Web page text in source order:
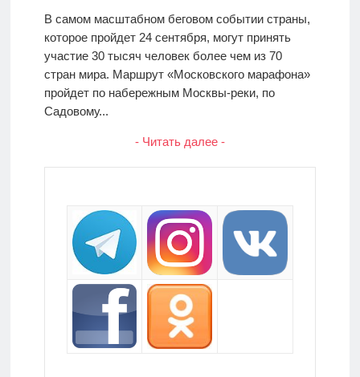
В самом масштабном беговом событии страны,
которое пройдет 24 сентября, могут принять
участие 30 тысяч человек более чем из 70
стран мира. Маршрут «Московского марафона»
пройдет по набережным Москвы-реки, по
Садовому...
- Читать далее -